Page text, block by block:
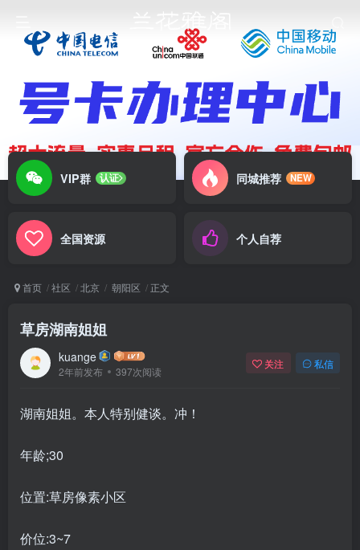
VIP群 认证 同城推荐 NEW
全国资源 个人自荐
首页 社区 北京 朝阳区 正文
草房湖南姐姐
kuange
2年前发布 397次阅读
关注 私信
湖南姐姐。本人特别健谈。冲！
年龄;30
位置:草房像素小区
价位:3~7